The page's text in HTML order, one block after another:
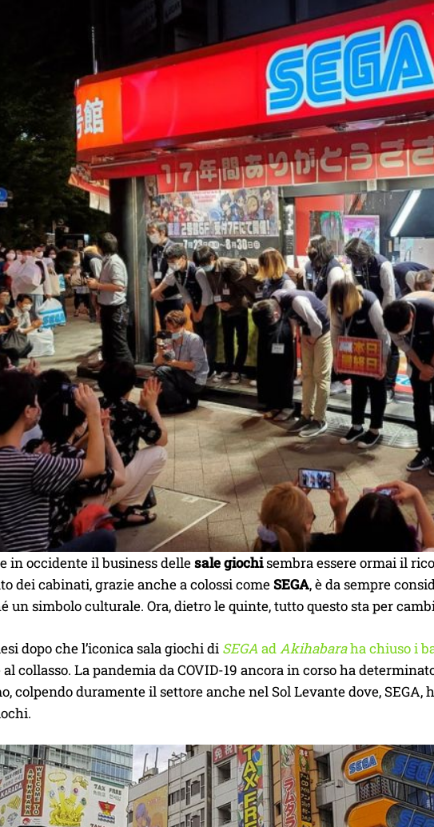
in occidente il business dellesale giochisembra essere ormai il
dei cabinati, grazie anche a colossi comeSEGA, è da sempre
un simbolo culturale. Ora, dietro le quinte, tutto questo sta per
dopo che l’iconica sala giochi di SEGAadAkihabaraha chiuso i
al collasso. La pandemia da COVID-19 ancora in corso ha
colpendo duramente il settore anche nel Sol Levante dove, SEGA,